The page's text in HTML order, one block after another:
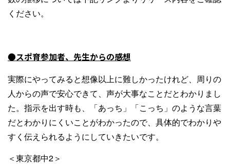
ください。
●スポ育参加者、先生からの感想
実際にやってみると想像以上に難しかったけれど、周りの
人からの声で安心できて、声が大事なことだとわかりまし
た。指示を出す時も、「あっち」「こっち」のような言葉
だとわかりにくいことがわかったので、具体的でわかりや
すく伝えられるようにしていきたいです。
＜東京都中2＞